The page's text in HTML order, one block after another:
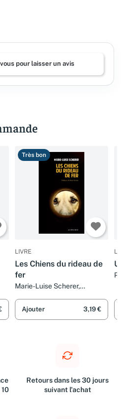
pour laisser un avis
Très bon
LIVRE
Les Chiens du rideau de
fer
Marie-Luise Scherer,
Nizon
Ajouter 3,19 €
Retours dans les 30 jours
suivant l'achat